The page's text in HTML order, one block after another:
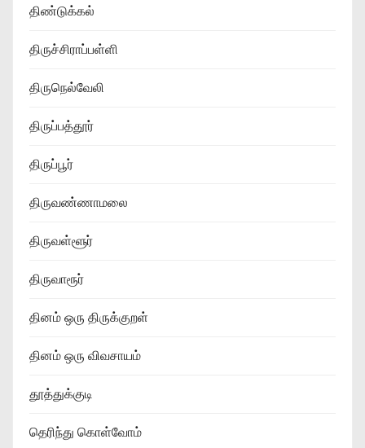
திண்டுக்கல்
திருச்சிராப்பள்ளி
திருநெல்வேலி
திருப்பத்தூர்
திருப்பூர்
திருவண்ணாமலை
திருவள்ளூர்
திருவாரூர்
தினம் ஒரு திருக்குறள்
தினம் ஒரு விவசாயம்
தூத்துக்குடி
தெரிந்து கொள்வோம்